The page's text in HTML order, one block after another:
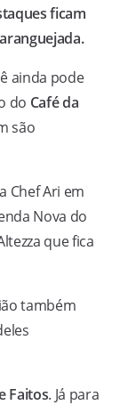
ficam
ainda pode
do Café da
são
Chef Ari em
Nova do
que fica
também
Faitos. Já para